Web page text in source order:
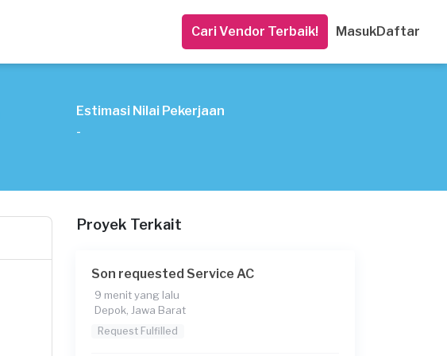
Cari Vendor Terbaik! MasukDaftar
Estimasi Nilai Pekerjaan
-
Proyek Terkait
Son requested Service AC
9 menit yang lalu
Depok, Jawa Barat
Request Fulfilled